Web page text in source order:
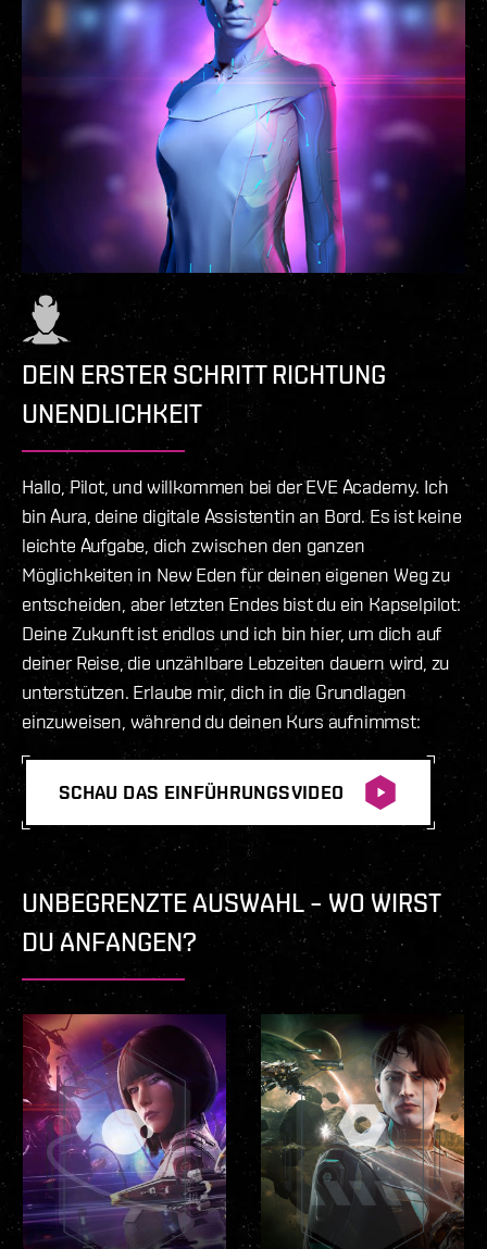
DEIN ERSTER SCHRITT RICHTUNG
UNENDLICHKEIT
Hallo, Pilot, und willkommen bei der EVE Academy. Ich
bin Aura, deine digitale Assistentin an Bord. Es ist keine
leichte Aufgabe, dich zwischen den ganzen
Möglichkeiten in New Eden für deinen eigenen Weg zu
entscheiden, aber letzten Endes bist du ein Kapselpilot:
Deine Zukunft ist endlos und ich bin hier, um dich auf
deiner Reise, die unzählbare Lebzeiten dauern wird, zu
unterstützen. Erlaube mir, dich in die Grundlagen
einzuweisen, während du deinen Kurs aufnimmst:
SCHAU DAS EINFÜHRUNGSVIDEO
UNBEGRENZTE AUSWAHL – WO WIRST
DU ANFANGEN?